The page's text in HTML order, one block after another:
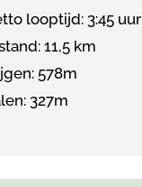
looptijd: 3:45 uur
11,5 km
578m
327m